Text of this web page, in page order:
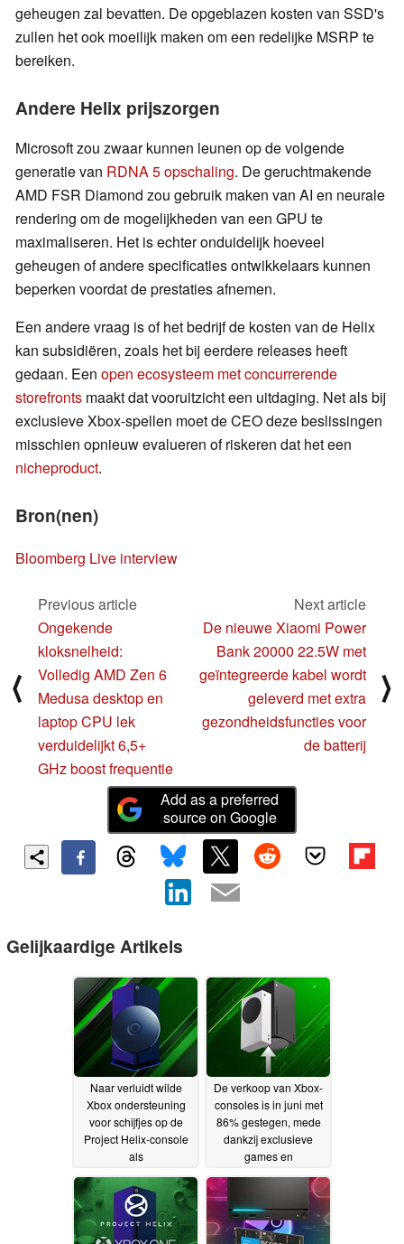
geheugen zal bevatten. De opgeblazen kosten van SSD's
zullen het ook moeilijk maken om een redelijke MSRP te
bereiken.
Andere Helix prijszorgen
Microsoft zou zwaar kunnen leunen op de volgende
generatie van RDNA 5 opschaling. De geruchtmakende
AMD FSR Diamond zou gebruik maken van AI en neurale
rendering om de mogelijkheden van een GPU te
maximaliseren. Het is echter onduidelijk hoeveel
geheugen of andere specificaties ontwikkelaars kunnen
beperken voordat de prestaties afnemen.
Een andere vraag is of het bedrijf de kosten van de Helix
kan subsidiëren, zoals het bij eerdere releases heeft
gedaan. Een open ecosysteem met concurrerende
storefronts maakt dat vooruitzicht een uitdaging. Net als bij
exclusieve Xbox-spellen moet de CEO deze beslissingen
misschien opnieuw evalueren of riskeren dat het een
nicheproduct.
Bron(nen)
Bloomberg Live interview
⟨
Previous article
Ongekende
kloksnelheid:
Volledig AMD Zen 6
Medusa desktop en
laptop CPU lek
verduidelijkt 6,5+
GHz boost frequentie
Next article
De nieuwe Xiaomi Power
Bank 20000 22.5W met
geïntegreerde kabel wordt
geleverd met extra
gezondheidsfuncties voor
de batterij
⟩
Add as a preferred
source on Google
Gelijkaardige Artikels
Naar verluidt wilde
Xbox ondersteuning
voor schijfjes op de
Project Helix-console
als
concurrentievoordeel
ten opzichte van de
PS601-08-2026
De verkoop van Xbox-
consoles is in juni met
86% gestegen, mede
dankzij exclusieve
games en
prijsverhogingen23-07-